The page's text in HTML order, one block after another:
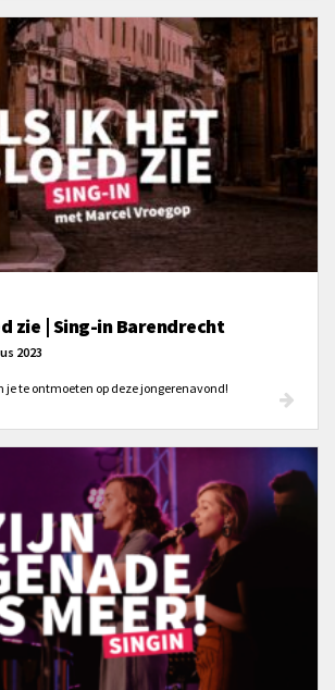
zie | Sing-in Barendrecht
2023
je te ontmoeten op deze jongerenavond!